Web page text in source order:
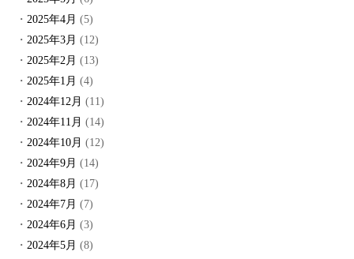
2025年4月 (5)
2025年3月 (12)
2025年2月 (13)
2025年1月 (4)
2024年12月 (11)
2024年11月 (14)
2024年10月 (12)
2024年9月 (14)
2024年8月 (17)
2024年7月 (7)
2024年6月 (3)
2024年5月 (8)